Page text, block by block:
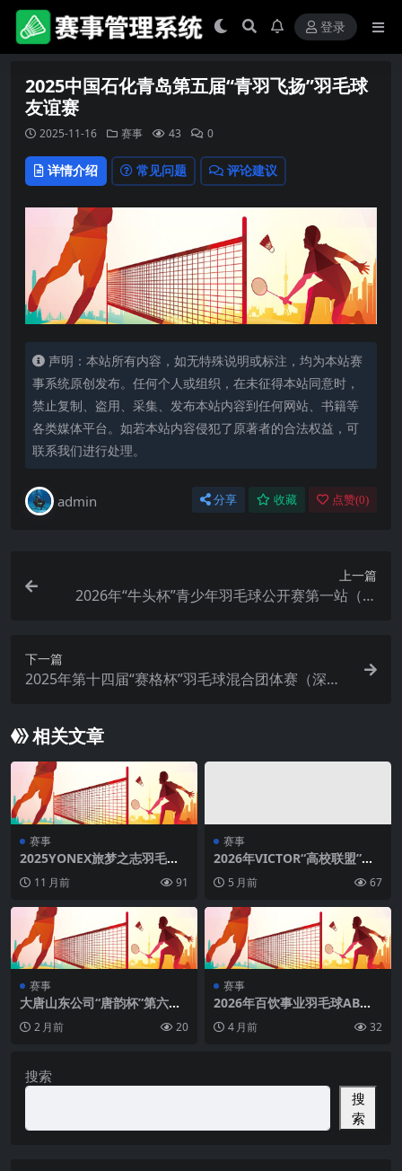
登录
2025中国石化青岛第五届“青羽飞扬”羽毛球
友谊赛
2025-11-16 赛事 43 0
详情介绍 常见问题 评论建议
声明：本站所有内容，如无特殊说明或标注，均为本站赛
事系统原创发布。任何个人或组织，在未征得本站同意时，
禁止复制、盗用、采集、发布本站内容到任何网站、书籍等
各类媒体平台。如若本站内容侵犯了原著者的合法权益，可
联系我们进行处理。
admin 分享 收藏 点赞(0)
上一篇
2026年“牛头杯”青少年羽毛球公开赛第一站（中
下一篇
2025年第十四届“赛格杯”羽毛球混合团体赛（深
相关文章
赛事
2025YONEX旅梦之志羽毛球
11 月前 91
赛事
2026年VICTOR“高校联盟”羽
5 月前 67
赛事
大唐山东公司“唐韵杯”第六届
2 月前 20
赛事
2026年百饮事业羽毛球AB区
4 月前 32
搜索
搜
索